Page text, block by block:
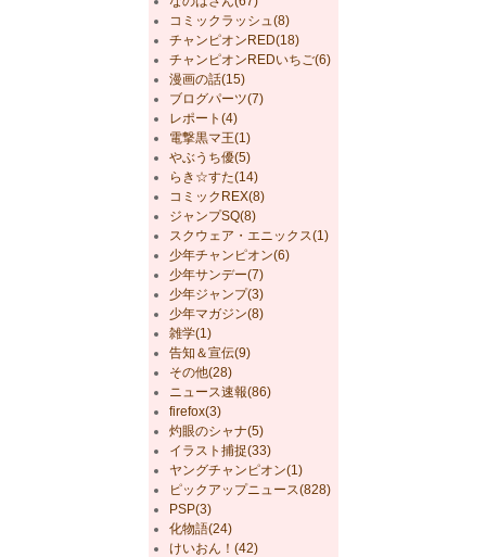
コミックラッシュ(8)
チャンピオンRED(18)
チャンピオンREDいちご(6)
漫画の話(15)
ブログパーツ(7)
レポート(4)
電撃黒マ王(1)
やぶうち優(5)
らき☆すた(14)
コミックREX(8)
ジャンプSQ(8)
スクウェア・エニックス(1)
少年チャンピオン(6)
少年サンデー(7)
少年ジャンプ(3)
少年マガジン(8)
雑学(1)
告知＆宣伝(9)
その他(28)
ニュース速報(86)
firefox(3)
灼眼のシャナ(5)
イラスト捕捉(33)
ヤングチャンピオン(1)
ピックアップニュース(828)
PSP(3)
化物語(24)
けいおん！(42)